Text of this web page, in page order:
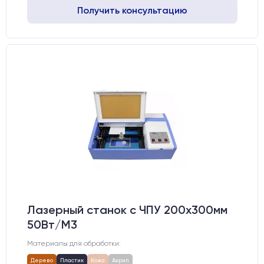
Получить консультацию
Лазерный станок c ЧПУ 200х300мм
50Вт/М3
Материалы для обработки:
Дерево Пластик Кожа Акрил